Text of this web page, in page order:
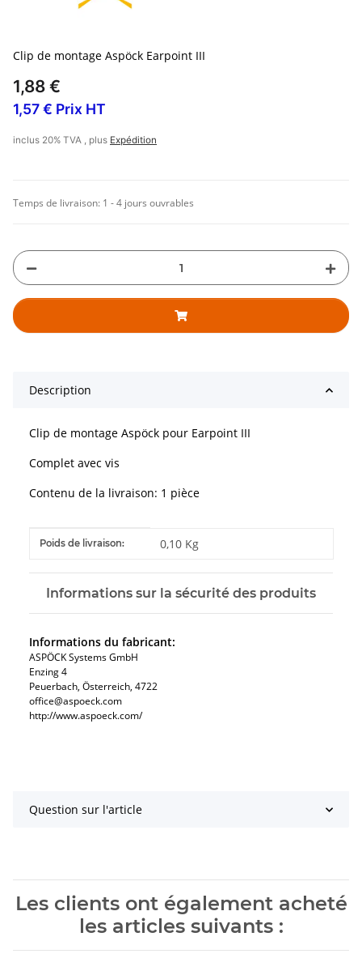
Clip de montage Aspöck Earpoint III
1,88 €
1,57 € Prix HT
inclus 20% TVA , plus Expédition
Temps de livraison: 1 - 4 jours ouvrables
Description
Clip de montage Aspöck pour Earpoint III
Complet avec vis
Contenu de la livraison: 1 pièce
#productDetails.itemInformation#
#productDetails.itemValue#
Poids de livraison: 0,10 Kg
Informations sur la sécurité des produits
Informations du fabricant:
ASPÖCK Systems GmbH
Enzing 4
Peuerbach, Österreich, 4722
office@aspoeck.com
http://www.aspoeck.com/
Question sur l'article
Les clients ont également acheté
les articles suivants :